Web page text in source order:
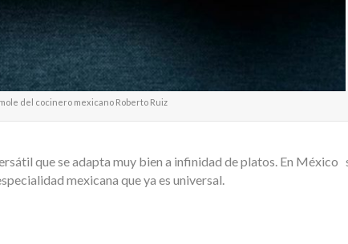
del cocinero mexicano Roberto Ruiz
que se adapta muy bien a infinidad de platos. En México
mexicana que ya es universal.